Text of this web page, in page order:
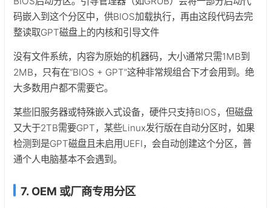
码嵌入到这个分区中，供BIOS加载执行，再由这段代码去完
整读取GPT磁盘上的内核和引导文件
没有文件系统，内容为原始的机器码，大小通常只需1MB到
2MB，只有在“BIOS + GPT”这种非常规组合下才会用到。绝
大多数用户都不需要它。
某些旧服务器或特殊嵌入式设备，硬件只支持BIOS，但磁盘
又大于2TB需要GPT，某些Linux发行版在自动分区时，如果
检测到是GPT磁盘且未启用UEFI，会自动创建这个分区，普
通个人电脑基本不会遇到。
7. OEM 或厂商专用分区